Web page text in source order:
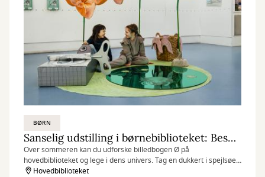
BØRN
Sanselig udstilling i børnebiblioteket: Besøg billedbogen Ø
Over sommeren kan du udforske billedbogen Ø på
hovedbiblioteket og lege i dens univers. Tag en dukkert i spejlsøen
med havfruehale på eller duft til de kæmpestore blomster.
Hovedbiblioteket